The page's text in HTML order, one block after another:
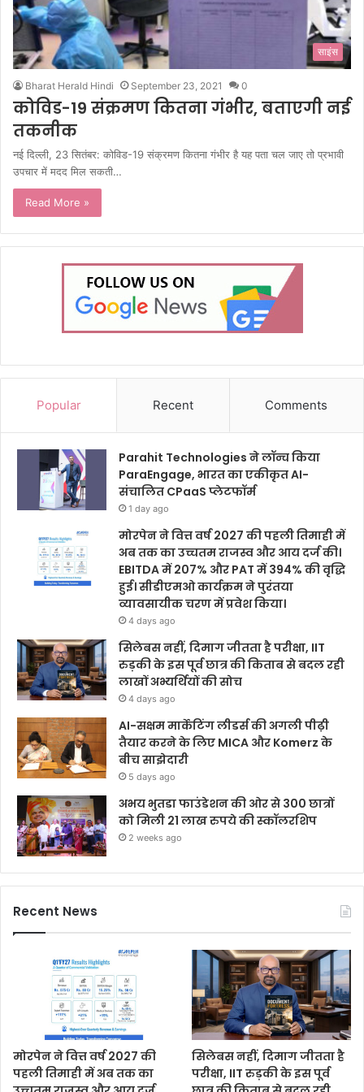
साइंस
Bharat Herald Hindi September 23, 2021 0
कोविड-19 संक्रमण कितना गंभीर, बताएगी नई
तकनीक
नई दिल्ली, 23 सितंबर: कोविड-19 संक्रमण कितना गंभीर है यह पता चल जाए तो प्रभावी
उपचार में मदद मिल सकती…
Read More »
Popular Recent Comments
Parahit Technologies ने लॉन्च किया
ParaEngage, भारत का एकीकृत AI-
संचालित CPaaS प्लेटफॉर्म
1 day ago
मोरपेन ने वित्त वर्ष 2027 की पहली तिमाही में
अब तक का उच्चतम राजस्व और आय दर्ज की।
EBITDA में 207% और PAT में 394% की वृद्धि
हुई। सीडीएमओ कार्यक्रम ने पुरंतया
व्यावसायीक चरण में प्रवेश किया।
4 days ago
सिलेबस नहीं, दिमाग जीतता है परीक्षा, IIT
रुड़की के इस पूर्व छात्र की किताब से बदल रही
लाखों अभ्यर्थियों की सोच
4 days ago
AI-सक्षम मार्केटिंग लीडर्स की अगली पीढ़ी
तैयार करने के लिए MICA और Komerz के
बीच साझेदारी
5 days ago
अभय भुतडा फाउंडेशन की ओर से 300 छात्रों
को मिली 21 लाख रुपये की स्कॉलरशिप
2 weeks ago
Recent News
मोरपेन ने वित्त वर्ष 2027 की
पहली तिमाही में अब तक का
सिलेबस नहीं, दिमाग जीतता है
परीक्षा, IIT रुड़की के इस पूर्व